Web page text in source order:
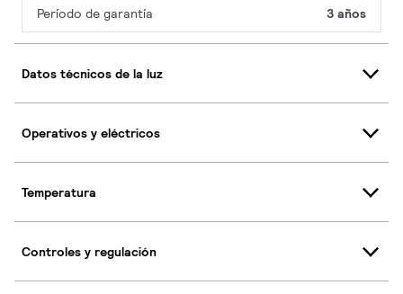
Período de garantía 3 años
Datos técnicos de la luz
Operativos y eléctricos
Temperatura
Controles y regulación